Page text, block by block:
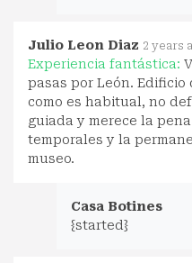
Julio Leon Diaz 2 years
Experiencia fantástica:
pasas por León.
como es habitual, no
guiada y merece la
temporales y la
museo.
Casa Botines
{started}